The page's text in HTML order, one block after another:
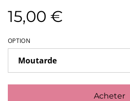
15,00 €
OPTION
Acheter